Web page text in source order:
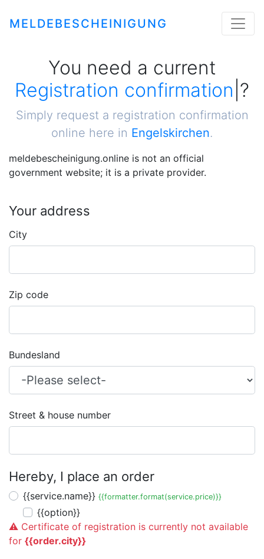
MELDEBESCHEINIGUNG
You need a current
Cert|?
Simply request a registration confirmation
online here in Engelskirchen.
meldebescheinigung.online is not an official
government website; it is a private provider.
Your address
City
Zip code
Bundesland
Street & house number
Hereby, I place an order
{{service.name}} {{formatter.format(service.price)}}
{{option}}
⚠️ Certificate of registration is currently not available
for {{order.city}}